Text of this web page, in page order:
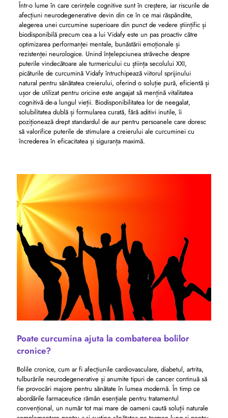
Într-o lume în care cerințele cognitive sunt în creștere, iar riscurile de
afecțiuni neurodegenerative devin din ce în ce mai răspândite,
alegerea unei curcumine superioare din punct de vedere științific și
biodisponibilă precum cea a lui Vidafy este un pas proactiv către
optimizarea performanței mentale, bunăstării emoționale și
rezistenței neurologice. Unind înțelepciunea străveche despre
puterile vindecătoare ale turmericului cu știința secolului XXI,
picăturile de curcumină Vidafy întruchipează viitorul sprijinului
natural pentru sănătatea creierului, oferind o soluție pură, eficientă și
ușor de utilizat pentru oricine este angajat să mențină vitalitatea
cognitivă de-a lungul vieții. Biodisponibilitatea lor de neegalat,
solubilitatea dublă și formularea curată, fără aditivi inutile, îi
poziționează drept standardul de aur pentru persoanele care doresc
să valorifice puterile de stimulare a creierului ale curcuminei cu
încrederea în eficacitatea și siguranța maximă.
Poate curcumina ajuta la combaterea bolilor
cronice?
Bolile cronice, cum ar fi afecțiunile cardiovasculare, diabetul, artrita,
tulburările neurodegenerative și anumite tipuri de cancer continuă să
fie provocări majore pentru sănătate în lumea modernă. În timp ce
abordările farmaceutice rămân esențiale pentru tratamentul
convențional, un număr tot mai mare de oameni caută soluții naturale